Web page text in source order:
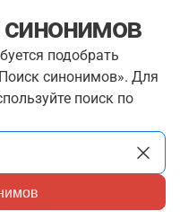
подобрать
синонимов». Для
поиск по